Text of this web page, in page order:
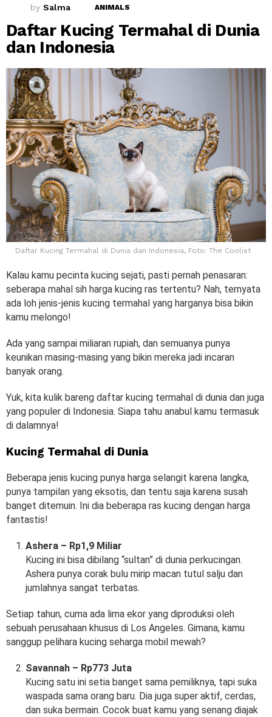
by Salma ANIMALS
Daftar Kucing Termahal di Dunia
dan Indonesia
Daftar Kucing Termahal di Dunia dan Indonesia, Foto: The Coolist
Kalau kamu pecinta kucing sejati, pasti pernah penasaran:
seberapa mahal sih harga kucing ras tertentu? Nah, ternyata
ada loh jenis-jenis kucing termahal yang harganya bisa bikin
kamu melongo!
Ada yang sampai miliaran rupiah, dan semuanya punya
keunikan masing-masing yang bikin mereka jadi incaran
banyak orang.
Yuk, kita kulik bareng daftar kucing termahal di dunia dan juga
yang populer di Indonesia. Siapa tahu anabul kamu termasuk
di dalamnya!
Kucing Termahal di Dunia
Beberapa jenis kucing punya harga selangit karena langka,
punya tampilan yang eksotis, dan tentu saja karena susah
banget ditemuin. Ini dia beberapa ras kucing dengan harga
fantastis!
Ashera – Rp1,9 Miliar
Kucing ini bisa dibilang “sultan” di dunia perkucingan.
Ashera punya corak bulu mirip macan tutul salju dan
jumlahnya sangat terbatas.
Setiap tahun, cuma ada lima ekor yang diproduksi oleh
sebuah perusahaan khusus di Los Angeles. Gimana, kamu
sanggup pelihara kucing seharga mobil mewah?
Savannah – Rp773 Juta
Kucing satu ini setia banget sama pemiliknya, tapi suka
waspada sama orang baru. Dia juga super aktif, cerdas,
dan suka bermain. Cocok buat kamu yang senang diajak